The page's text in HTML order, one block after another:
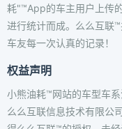
耗"™App的车主用户上传
进行统计而成。么么互联
车友每一次认真的记录！
权益声明
小熊油耗™网站的车型车
么么互联信息技术有限公